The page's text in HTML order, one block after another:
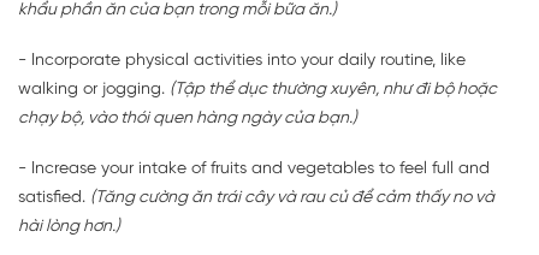
khẩu phần ăn của bạn trong mỗi bữa ăn.)
- Incorporate physical activities into your daily routine, like
walking or jogging. (Tập thể dục thường xuyên, như đi bộ hoặc
chạy bộ, vào thói quen hàng ngày của bạn.)
- Increase your intake of fruits and vegetables to feel full and
satisfied. (Tăng cường ăn trái cây và rau củ để cảm thấy no và
hài lòng hơn.)